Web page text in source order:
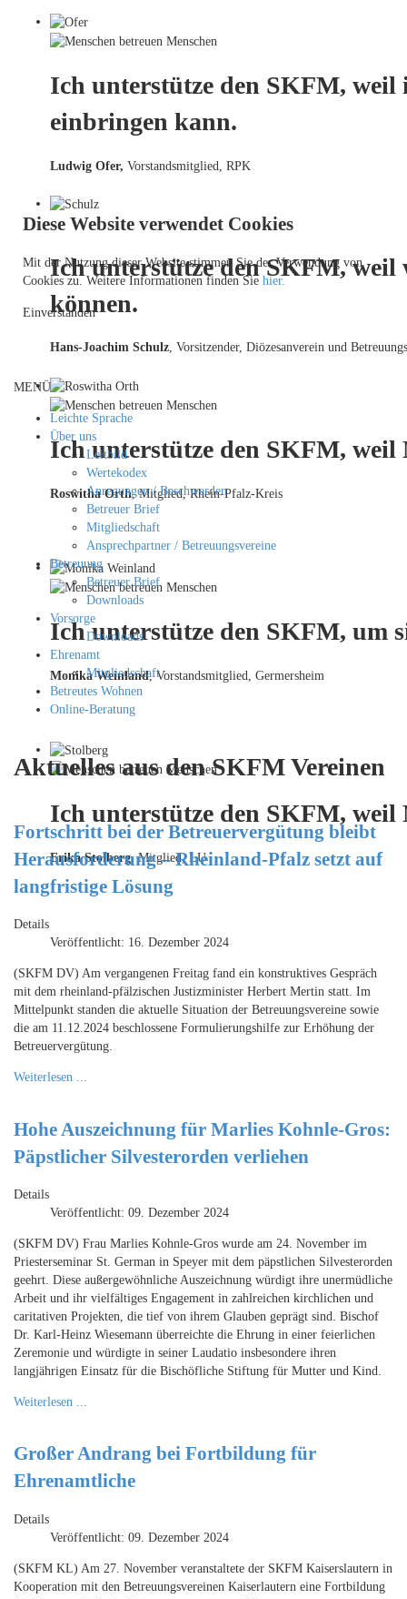
Ich unterstütze den SKFM,
einbringen kann.
Ludwig Ofer, Vorstandsmitglied, RPK
Ich unterstütze den SKFM, weil
können.
Hans-Joachim Schulz, Vorsitzender, Diözesanverein und
Ich unterstütze den SKFM, weil
Roswitha Orth, Mitglied, Rhein-Pfalz-Kreis
Ich unterstütze den SKFM, um
Monika Weinland, Vorstandsmitglied, Germersheim
Ich unterstütze den SKFM,
Erika Stolberg,Mitglied, LU
Diese Website verwendet Cookies
Mit der Nutzung dieser Website stimmen Sie der Verwendung von
Cookies zu. Weitere Informationen finden Sie hier.
Einverstanden
MENÜ
Leichte Sprache
Über uns
Leitbild
Wertekodex
Anregungen / Beschwerden
Betreuer Brief
Mitgliedschaft
Ansprechpartner / Betreuungsvereine
Betreuung
Betreuer Brief
Downloads
Vorsorge
Downloads
Ehrenamt
Mitgliedschaft
Betreutes Wohnen
Online-Beratung
Aktuelles aus den SKFM Vereinen
Fortschritt bei der Betreuervergütung bleibt
Herausforderung – Rheinland-Pfalz setzt auf
langfristige Lösung
Details
Veröffentlicht: 16. Dezember 2024
(SKFM DV) Am vergangenen Freitag fand ein konstruktives Gespräch
mit dem rheinland-pfälzischen Justizminister Herbert Mertin statt. Im
Mittelpunkt standen die aktuelle Situation der Betreuungsvereine sowie
die am 11.12.2024 beschlossene Formulierungshilfe zur Erhöhung der
Betreuervergütung.
Weiterlesen ...
Hohe Auszeichnung für Marlies Kohnle-Gros:
Päpstlicher Silvesterorden verliehen
Details
Veröffentlicht: 09. Dezember 2024
(SKFM DV) Frau Marlies Kohnle-Gros wurde am 24. November im
Priesterseminar St. German in Speyer mit dem päpstlichen Silvesterorden
geehrt. Diese außergewöhnliche Auszeichnung würdigt ihre unermüdliche
Arbeit und ihr vielfältiges Engagement in zahlreichen kirchlichen und
caritativen Projekten, die tief von ihrem Glauben geprägt sind. Bischof
Dr. Karl-Heinz Wiesemann überreichte die Ehrung in einer feierlichen
Zeremonie und würdigte in seiner Laudatio insbesondere ihren
langjährigen Einsatz für die Bischöfliche Stiftung für Mutter und Kind.
Weiterlesen ...
Großer Andrang bei Fortbildung für
Ehrenamtliche
Details
Veröffentlicht: 09. Dezember 2024
(SKFM KL) Am 27. November veranstaltete der SKFM Kaiserslautern in
Kooperation mit den Betreuungsvereinen Kaiserlautern eine Fortbildung